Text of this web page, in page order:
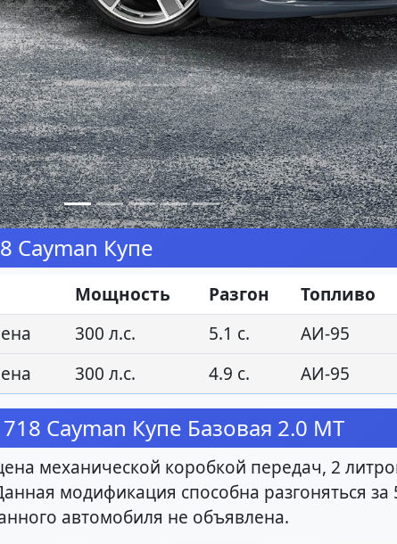
Cayman Купе
Мощность Разгон Топливо
300 л.с. 5.1 с. АИ-95
300 л.с. 4.9 с. АИ-95
Cayman Купе Базовая 2.0 MT
механической коробкой передач, 2
модификация способна разгоняться за
автомобиля не объявлена.